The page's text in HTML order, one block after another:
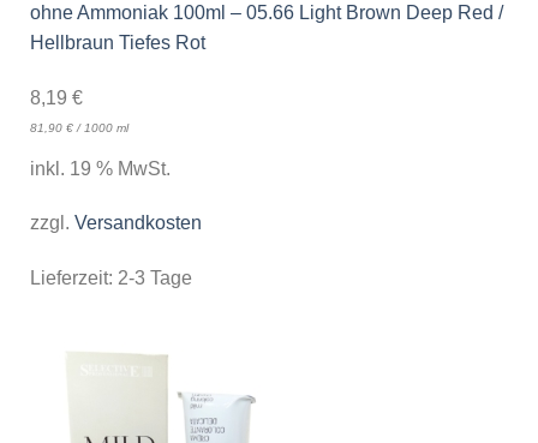
ohne Ammoniak 100ml – 05.66 Light Brown Deep Red /
Hellbraun Tiefes Rot
8,19 €
81,90 €/ 1000 ml
inkl. 19 % MwSt.
zzgl. Versandkosten
Lieferzeit: 2-3 Tage